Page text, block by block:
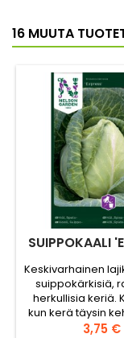
16 MUUTA
SUIPPOKAALI
Keskivarhainen
suippokärkisiä,
herkullisia keriä.
kun kerä täysin
Hinta
3,75 €